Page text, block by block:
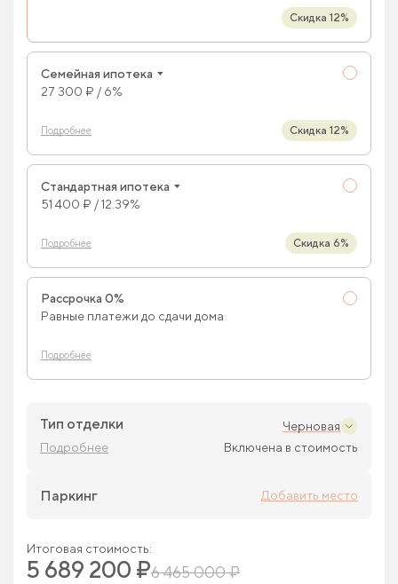
Скидка 12%
Семейная ипотека
27 300 ₽ / 6%
Подробнее Скидка 12%
Стандартная ипотека
51 400 ₽ / 12.39%
Подробнее Скидка 6%
Рассрочка 0%
Равные платежи до сдачи дома
Подробнее
Тип отделки
Черновая
Подробнее
Включена в стоимость
Паркинг Добавить место
Итоговая стоимость:
5 689 200 ₽6 465 000 ₽